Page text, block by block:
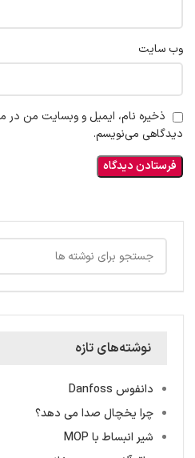
وب‌ سایت
ذخیره نام، ایمیل و وبسایت من در
دیدگاهی می‌نویسم.
نوشته‌های تازه
دانفوس Danfoss
چرا یخچال صدا می دهد؟
شیر انبساط با MOP